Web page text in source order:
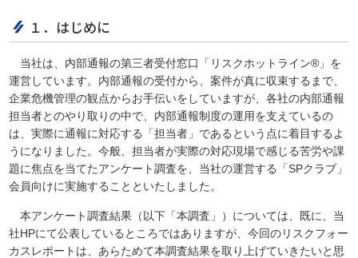
１．はじめに
当社は、内部通報の第三者受付窓口「リスクホットライン®」を
運営しています。内部通報の受付から、案件が真に収束するまで、
企業危機管理の観点からお手伝いをしていますが、各社の内部通報
担当者とのやり取りの中で、内部通報制度の運用を支えているの
は、実際に通報に対応する「担当者」であるという点に着目するよ
うになりました。今般、担当者が実際の対応現場で感じる苦労や課
題に焦点を当てたアンケート調査を、当社の運営する「SPクラブ」
会員向けに実施することといたしました。
本アンケート調査結果（以下「本調査」）については、既に、当
社HPにて公表しているところではありますが、今回のリスクフォー
カスレポートは、あらためて本調査結果を取り上げていきたいと思